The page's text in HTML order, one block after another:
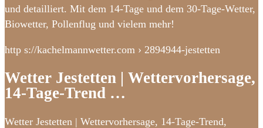
und detailliert. Mit dem 14-Tage und dem 30-Tage-Wetter,
Biowetter, Pollenflug und vielem mehr!
http s://kachelmannwetter.com › 2894944-jestetten
Wetter Jestetten | Wettervorhersage,
14-Tage-Trend …
Wetter Jestetten | Wettervorhersage, 14-Tage-Trend,